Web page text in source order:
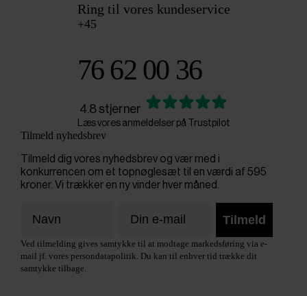
Ring til vores kundeservice
+45
76 62 00 36
4.8 stjerner
Læs vores anmeldelser på Trustpilot
Tilmeld nyhedsbrev
Tilmeld dig vores nyhedsbrev og vær med i
konkurrencen om et topnøglesæt til en værdi af 595
kroner. Vi trækker en ny vinder hver måned.
Tilmeld
Ved tilmelding gives samtykke til at modtage markedsføring via e-
mail jf. vores persondatapolitik. Du kan til enhver tid trække dit
samtykke tilbage.